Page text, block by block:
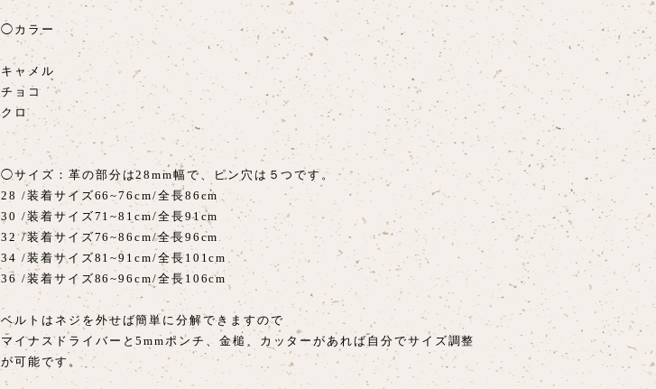
◯カラー
キャメル
チョコ
クロ
◯サイズ：革の部分は28mm幅で、ピン穴は５つです。
28 /装着サイズ66~76cm/全長86cm
30 /装着サイズ71~81cm/全長91cm
32 /装着サイズ76~86cm/全長96cm
34 /装着サイズ81~91cm/全長101cm
36 /装着サイズ86~96cm/全長106cm
ベルトはネジを外せば簡単に分解できますので
マイナスドライバーと5mmポンチ、金槌、カッターがあれば自分でサイズ調整
が可能です。